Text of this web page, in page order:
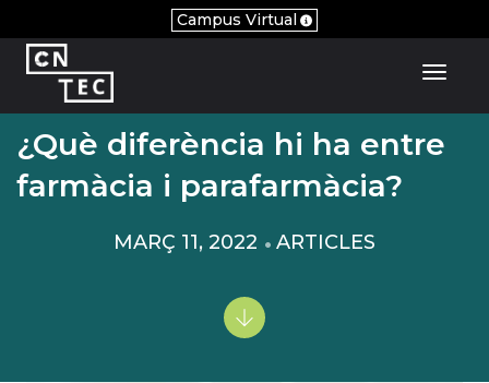
Campus Virtual
¿Què diferència hi ha entre
farmàcia i parafarmàcia?
MARÇ 11, 2022 ARTICLES